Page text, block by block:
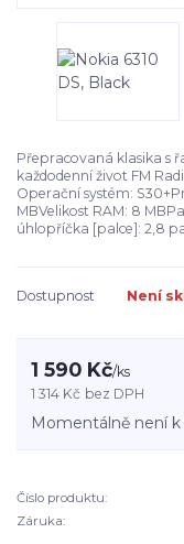
Přepracovaná klasika s
každodenní život FM
Operační systém:
MBVelikost RAM: 8
úhlopříčka [palce]: 2,8
Dostupnost Není
1 590 Kč/ks
1 314 Kč bez DPH
Momentálně není k
Číslo produktu:
Záruka: